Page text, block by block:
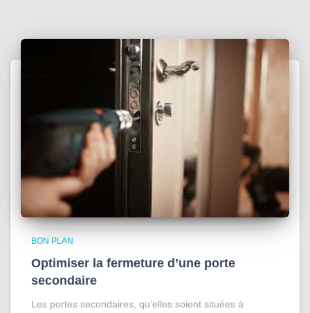
BON PLAN
Optimiser la fermeture d’une porte
secondaire
Les portes secondaires, qu’elles soient situées à